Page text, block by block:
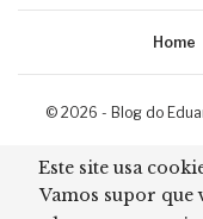
Home
© 2026 - Blog do
Este site usa
Vamos supor que